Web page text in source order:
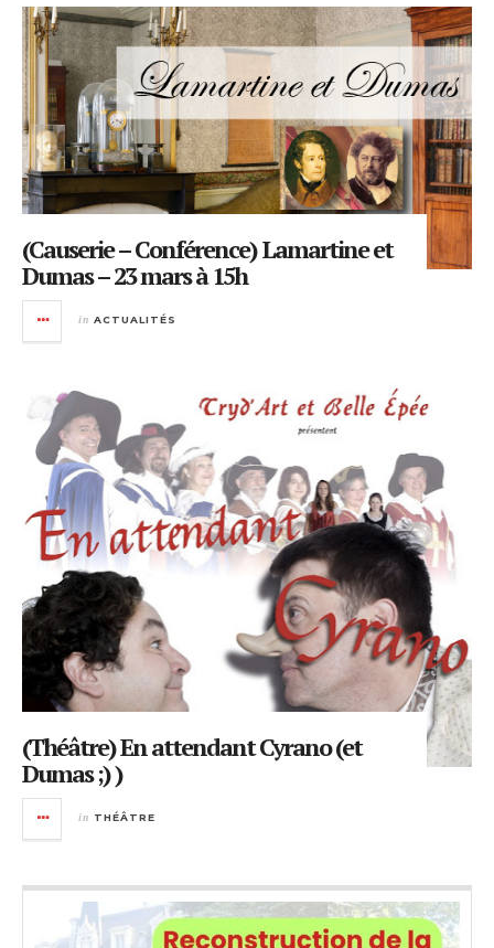
(Causerie – Conférence) Lamartine et
Dumas – 23 mars à 15h
in ACTUALITÉS
(Théâtre) En attendant Cyrano (et
Dumas ;) )
in THÉÂTRE